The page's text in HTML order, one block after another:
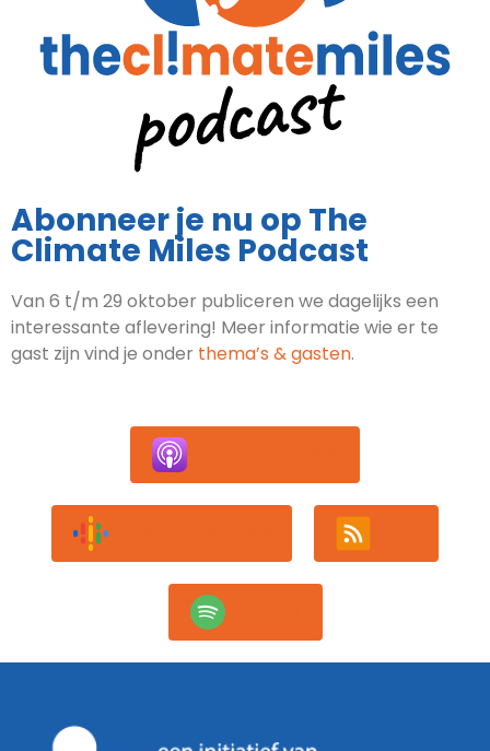
Abonneer je nu op The
Climate Miles Podcast
Van 6 t/m 29 oktober publiceren we dagelijks een
interessante aflevering! Meer informatie wie er te
gast zijn vind je onder thema’s & gasten.